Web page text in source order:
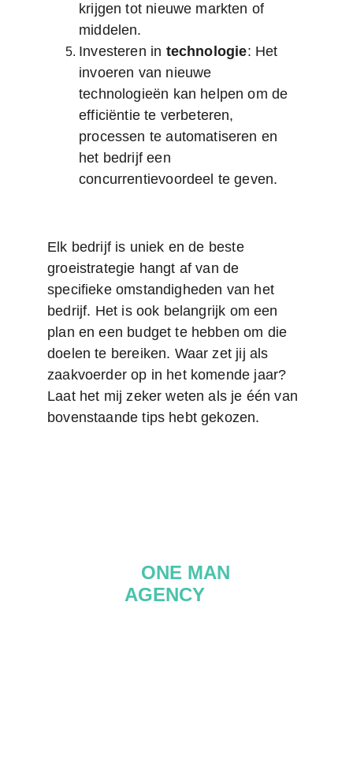
krijgen tot nieuwe markten of
middelen.
Investeren in technologie: Het
invoeren van nieuwe
technologieën kan helpen om de
efficiëntie te verbeteren,
processen te automatiseren en
het bedrijf een
concurrentievoordeel te geven.
Elk bedrijf is uniek en de beste
groeistrategie hangt af van de
specifieke omstandigheden van het
bedrijf. Het is ook belangrijk om een
plan en een budget te hebben om die
doelen te bereiken. Waar zet jij als
zaakvoerder op in het komende jaar?
Laat het mij zeker weten als je één van
bovenstaande tips hebt gekozen.
ONE MAN
AGENCY IS